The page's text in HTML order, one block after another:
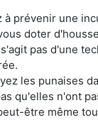
à prévenir une
doter
pas d'une
les punaises
qu'elles n'ont
être même